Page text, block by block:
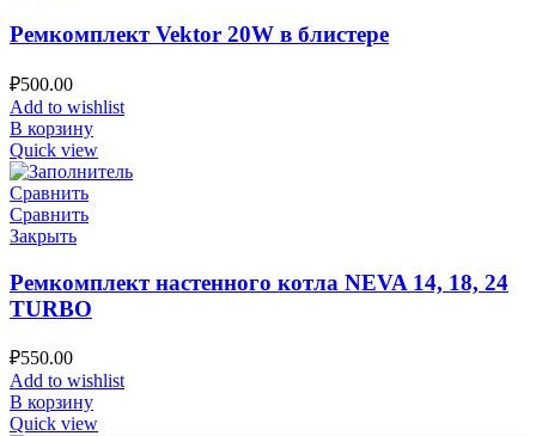
Ремкомплект Vektor 20W в блистере
₽500.00
Add to wishlist
В корзину
Quick view
Сравнить
Сравнить
Закрыть
Ремкомплект настенного котла NEVA 14, 18, 24
TURBO
₽550.00
Add to wishlist
В корзину
Quick view